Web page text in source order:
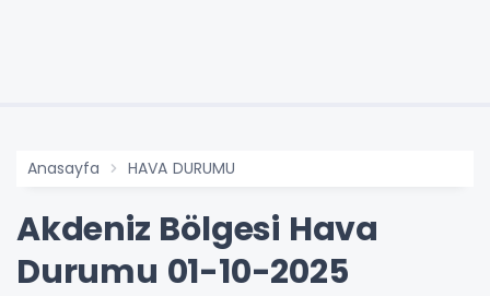
Anasayfa HAVA DURUMU
Akdeniz Bölgesi Hava
Durumu 01-10-2025